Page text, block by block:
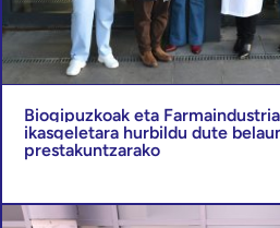
Biogipuzkoak eta
ikasgeletara hurbildu dute
prestakuntzarako